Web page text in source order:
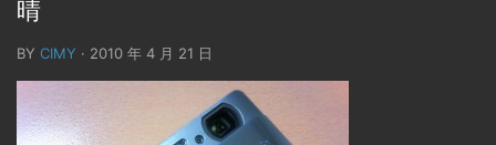
晴
BY CIMY · 2010 年 4 月 21 日